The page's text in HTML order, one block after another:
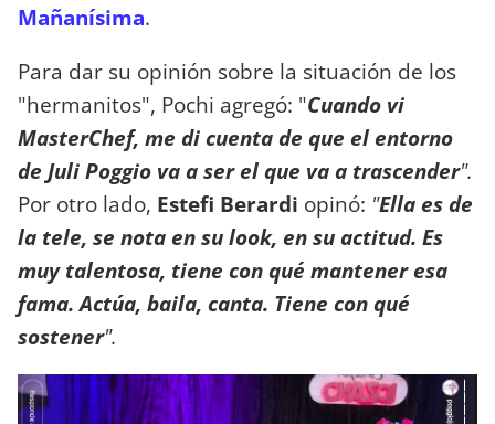
Mañanísima.
Para dar su opinión sobre la situación de los
"hermanitos", Pochi agregó: "Cuando vi
MasterChef, me di cuenta de que el entorno
de Juli Poggio va a ser el que va a trascender".
Por otro lado, Estefi Berardi opinó: "Ella es de
la tele, se nota en su look, en su actitud. Es
muy talentosa, tiene con qué mantener esa
fama. Actúa, baila, canta. Tiene con qué
sostener".